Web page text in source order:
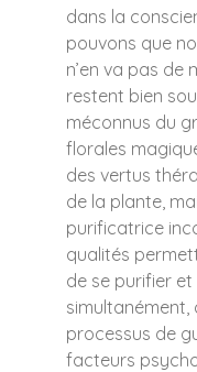
dans la
pouvons que
n’en va pas de
restent bien
méconnus du
florales
des vertus
de la plante,
purificatrice
qualités
de se purifier
simultanément,
processus de
facteurs